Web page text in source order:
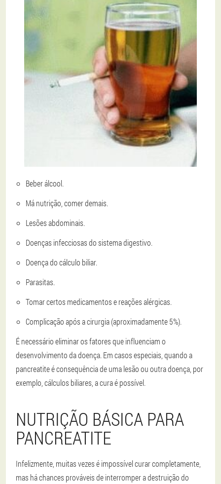
Beber álcool.
Má nutrição, comer demais.
Lesões abdominais.
Doenças infecciosas do sistema digestivo.
Doença do cálculo biliar.
Parasitas.
Tomar certos medicamentos e reações alérgicas.
Complicação após a cirurgia (aproximadamente 5%).
É necessário eliminar os fatores que influenciam o
desenvolvimento da doença. Em casos especiais, quando a
pancreatite é consequência de uma lesão ou outra doença, por
exemplo, cálculos biliares, a cura é possível.
NUTRIÇÃO BÁSICA PARA
PANCREATITE
Infelizmente, muitas vezes é impossível curar completamente,
mas há chances prováveis de interromper a destruição do